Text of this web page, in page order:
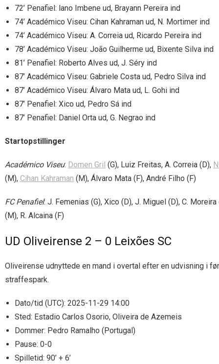
72’ Penafiel: lano Imbene ud, Brayann Pereira ind
74’ Académico Viseu: Cihan Kahraman ud, N. Mortimer ind
74’ Académico Viseu: A. Correia ud, Ricardo Pereira ind
78’ Académico Viseu: João Guilherme ud, Bixente Silva ind
81’ Penafiel: Roberto Alves ud, J. Séry ind
87’ Académico Viseu: Gabriele Costa ud, Pedro Silva ind
87’ Académico Viseu: Álvaro Mata ud, L. Gohi ind
87’ Penafiel: Xico ud, Pedro Sá ind
87’ Penafiel: Daniel Orta ud, G. Negrao ind
Startopstillinger
Académico Viseu: Domen Gril (G), Luiz Freitas, A. Correia (D),
(M), Cihan Kahraman (M), Álvaro Mata (F), André Filho (F)
FC Penafiel: J. Femenias (G), Xico (D), J. Miguel (D), C.
(M), R. Alcaina (F)
UD Oliveirense 2 – 0 Leixões SC
Oliveirense udnyttede en mand i overtal efter en udvisning i
straffespark.
Dato/tid (UTC): 2025-11-29 14:00
Sted: Estadio Carlos Osorio, Oliveira de Azemeis
Dommer: Pedro Ramalho (Portugal)
Pause: 0-0
Spilletid: 90’ + 6’